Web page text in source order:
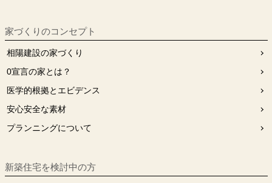
家づくりのコンセプト
相陽建設の家づくり
0宣⾔の家とは？
医学的根拠とエビデンス
安⼼安全な素材
プランニングについて
新築住宅を検討中の方